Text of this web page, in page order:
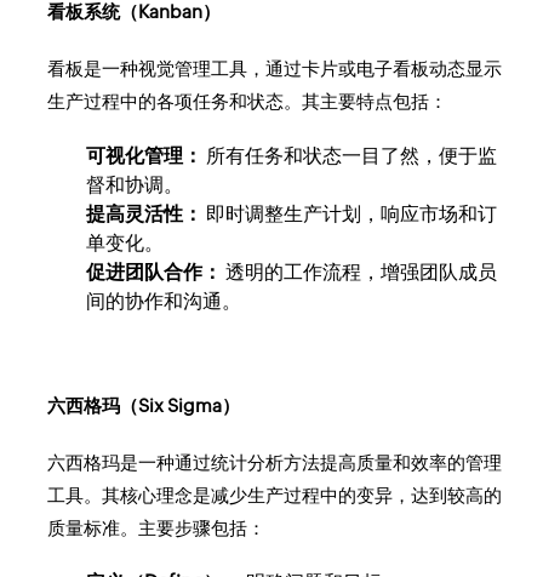
看板系统（Kanban）
看板是一种视觉管理工具，通过卡片或电子看板动态显示
生产过程中的各项任务和状态。其主要特点包括：
可视化管理： 所有任务和状态一目了然，便于监
督和协调。
提高灵活性： 即时调整生产计划，响应市场和订
单变化。
促进团队合作： 透明的工作流程，增强团队成员
间的协作和沟通。
六西格玛（Six Sigma）
六西格玛是一种通过统计分析方法提高质量和效率的管理
工具。其核心理念是减少生产过程中的变异，达到较高的
质量标准。主要步骤包括：